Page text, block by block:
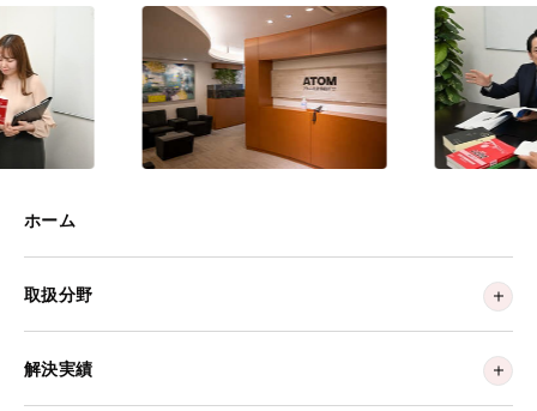
ホーム
取扱分野
解決実績